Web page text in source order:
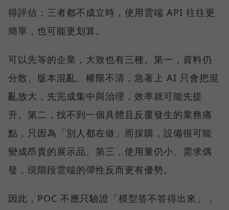
得評估；三者都不成立時，使用雲端 API 往往更
簡單，也可能更划算。
可以先等的企業，大致也有三種。第一，資料仍
分散、版本混亂、權限不清，急著上 AI 只會把混
亂放大，先完成集中與治理，效率就可能先提
升。第二，找不到一個具體且反覆發生的業務痛
點，只因為「別人都在做」而採購，設備很可能
變成昂貴的展示品。第三，使用量仍小、需求偶
發，現階段雲端的彈性反而更有優勢。
因此，POC 不應只驗證「模型答不答得出來」，